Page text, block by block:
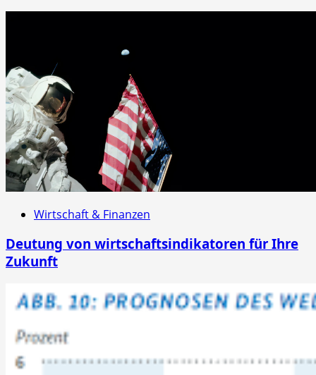
Wirtschaft & Finanzen
Deutung von wirtschaftsindikatoren für Ihre
Zukunft